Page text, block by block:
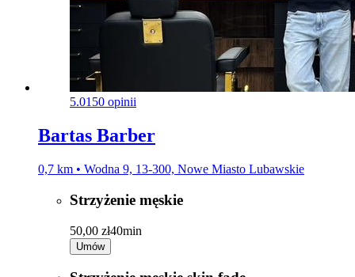
5.0150 opinii
Bartas Barber
0,7 km • Wodna 9, 13-300, Nowe Miasto Lubawskie
Strzyżenie męskie
50,00 zł40min
Umów